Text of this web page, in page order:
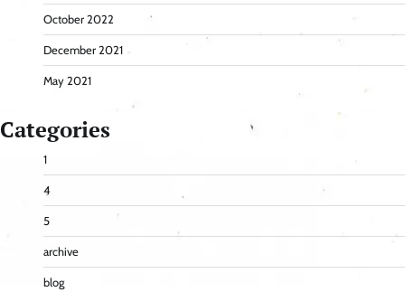
October 2022
December 2021
May 2021
Categories
1
4
5
archive
blog